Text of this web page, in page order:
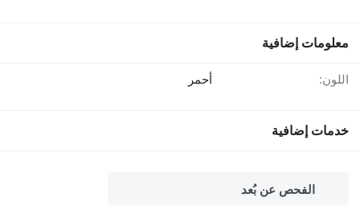
معلومات إضافية
اللون: أحمر
خدمات إضافية
الفحص عن بُعد